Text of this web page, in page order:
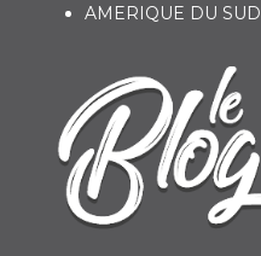
AMERIQUE DU SUD